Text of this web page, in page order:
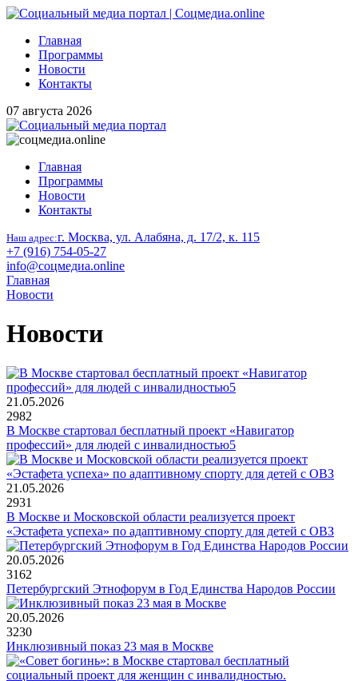
Главная
Программы
Новости
Контакты
07 августа 2026
Главная
Программы
Новости
Контакты
Наш адрес:г. Москва, ул. Алабяна, д. 17/2, к. 115
+7 (916) 754-05-27
info@соцмедиа.online
Главная
Новости
Новости
21.05.2026
2982
В Москве стартовал бесплатный проект «Навигатор
профессий» для людей с инвалидностью5
21.05.2026
2931
В Москве и Московской области реализуется проект
«Эстафета успеха» по адаптивному спорту для детей с ОВЗ
20.05.2026
3162
Петербургский Этнофорум в Год Единства Народов России
20.05.2026
3230
Инклюзивный показ 23 мая в Москве